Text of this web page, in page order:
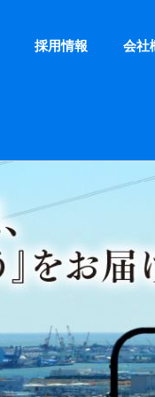
採用情報 会社